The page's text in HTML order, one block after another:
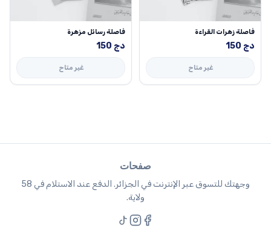
فاصلة زهرات القراءة
150 دج
غير متاح
فاصلة رسائل مزهرة
150 دج
غير متاح
صفحات
وجهتك للتسوق عبر الإنترنت في الجزائر. الدفع عند الاستلام في 58
ولاية.